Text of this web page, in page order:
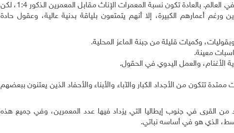
وهذا رقم عال جداً. هذه الجزيرة موطن الأشخاص الأطول عمراً في العالم. بالعادة تكون نسبة المعمرات الإناث مقابل المعمرين الذكور 1:4، لكن
هؤلاء المعمرين ورغم أعمارهم الكبيرة، إلا أنهم يتمتعون بلياقة بدنية عالية، وعقول حادة
وكميات قليلة من جبنة الماعز المحلية.
معينة.
الأغنام، والعمل اليدوي في الحقول.
تتكون من الأجداد الكبار والآباء والأبناء والأحفاد الذين يعتنون ببعضهم
من القرى في جنوب إيطاليا التي يزداد فيها عدد المعمرين، وفي جميع هذه
الذي هو في أساسه نباتي.